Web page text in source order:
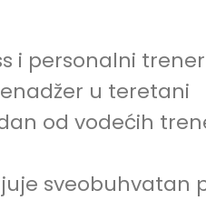
i personalni trener
u teretani
od vodećih
sveobuhvatan